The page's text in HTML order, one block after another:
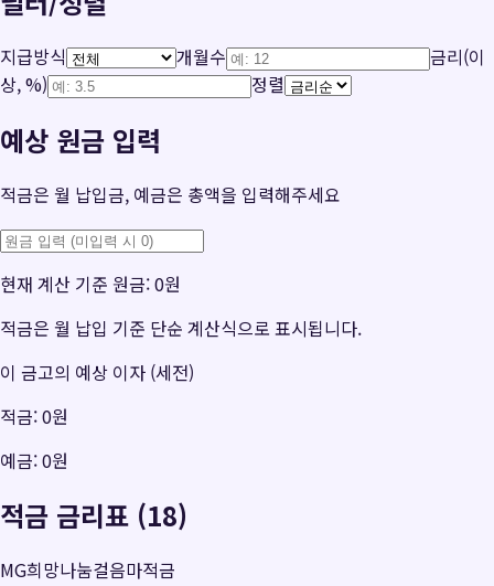
지급방식 개월수
금리(이
상, %)
정렬
예상 원금 입력
적금은 월 납입금, 예금은 총액을 입력해주세요
현재 계산 기준 원금:0원
적금은 월 납입 기준 단순 계산식으로 표시됩니다.
이 금고의 예상 이자 (세전)
적금:0원
예금:0원
적금 금리표 (18)
MG희망나눔걸음마적금